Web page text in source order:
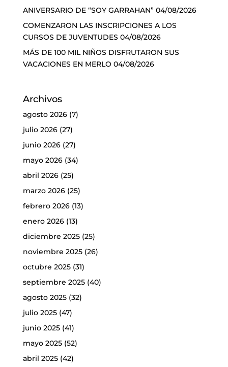
ANIVERSARIO DE “SOY GARRAHAN” 04/08/2026
COMENZARON LAS INSCRIPCIONES A LOS
CURSOS DE JUVENTUDES 04/08/2026
MÁS DE 100 MIL NIÑOS DISFRUTARON SUS
VACACIONES EN MERLO 04/08/2026
Archivos
agosto 2026(7)
julio 2026(27)
junio 2026(27)
mayo 2026(34)
abril 2026(25)
marzo 2026(25)
febrero 2026(13)
enero 2026(13)
diciembre 2025(25)
noviembre 2025(26)
octubre 2025(31)
septiembre 2025(40)
agosto 2025(32)
julio 2025(47)
junio 2025(41)
mayo 2025(52)
abril 2025(42)